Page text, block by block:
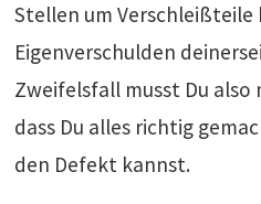
Stellen um
Eigenverschulden
Zweifelsfall musst Du also
dass Du alles richtig
den Defekt kannst.